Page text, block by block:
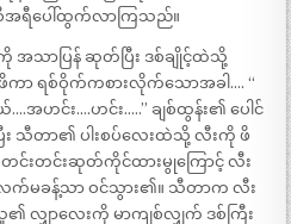
အစီအရီပေါ်ထွက်လာကြသည်။
အသာပြန် ဆုတ်ပြီး ဒစ်ချိုင့်ထဲသို့
ဖိကာ ရစ်ဝိုက်ကစားလိုက်သောအခါ…. “
အဟင်း….ဟင်း…..” ချစ်ထွန်း၏ ပေါင်
း သီတာ၏ ပါးစပ်လေးထဲသို့ လီးကို ဖိ
င်းတင်းဆုတ်ကိုင်ထားမွုကြောင့် လီး
က်မခန့်သာ ဝင်သွား၏။ သီတာက လီး
၏ လျှာလေးကို မာကျစ်လျှက် ဒစ်ကြီး